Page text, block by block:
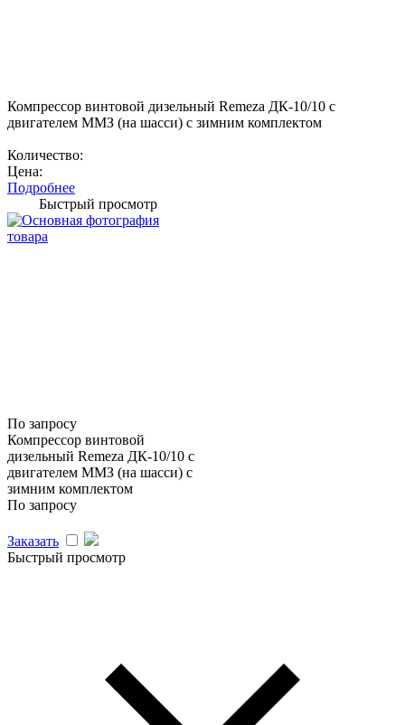
Компрессор винтовой дизельный Remeza ДК-10/10 с
двигателем ММЗ (на шасси) с зимним комплектом
Количество:
Цена:
Подробнее
Быстрый просмотр
По запросу
Компрессор винтовой
дизельный Remeza ДК-10/10 с
двигателем ММЗ (на шасси) с
зимним комплектом
По запросу
Заказать
Быстрый просмотр